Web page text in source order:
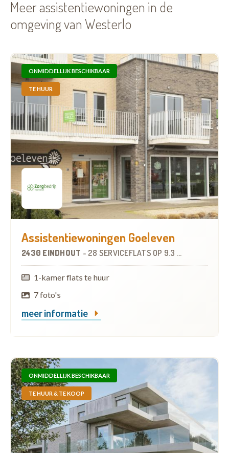
Meer assistentiewoningen in de
omgeving van Westerlo
ONMIDDELLIJK BESCHIKBAAR
TE HUUR
Assistentiewoningen Goeleven
2430 EINDHOUT - 28 SERVICEFLATS OP 9.3 KM
1-kamer flats te huur
7 foto's
meer informatie
ONMIDDELLIJK BESCHIKBAAR
TE HUUR & TE KOOP